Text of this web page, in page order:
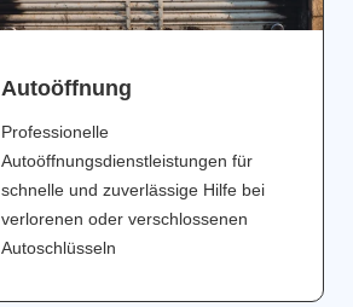
Аutoöffnung
Professionelle
Autoöffnungsdienstleistungen für
schnelle und zuverlässige Hilfe bei
verlorenen oder verschlossenen
Autoschlüsseln